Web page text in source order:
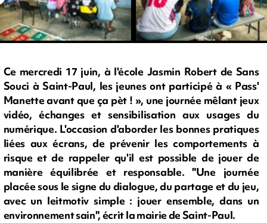
Ce mercredi 17 juin, à l'école Jasmin Robert de Sans
Souci à Saint-Paul, les jeunes ont participé à « Pass'
Manette avant que ça pèt ! », une journée mêlant jeux
vidéo, échanges et sensibilisation aux usages du
numérique. L'occasion d'aborder les bonnes pratiques
liées aux écrans, de prévenir les comportements à
risque et de rappeler qu'il est possible de jouer de
manière équilibrée et responsable. "Une journée
placée sous le signe du dialogue, du partage et du jeu,
avec un leitmotiv simple : jouer ensemble, dans un
environnement sain", écrit la mairie de Saint-Paul.